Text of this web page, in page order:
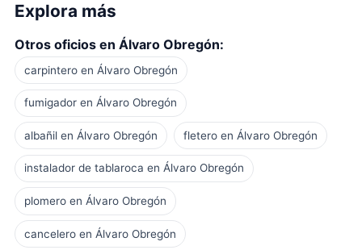
Explora más
Otros oficios en Álvaro Obregón:
carpintero en Álvaro Obregón
fumigador en Álvaro Obregón
albañil en Álvaro Obregón fletero en Álvaro Obregón
instalador de tablaroca en Álvaro Obregón
plomero en Álvaro Obregón
cancelero en Álvaro Obregón